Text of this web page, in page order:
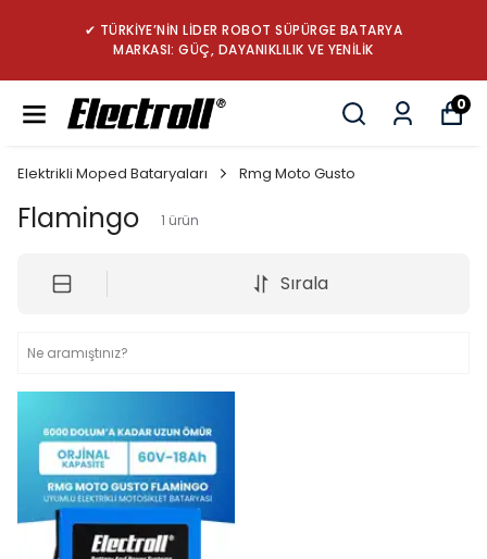
✔ TÜRKİYE’NİN LİDER ROBOT SÜPÜRGE BATARYA
MARKASI: GÜÇ, DAYANIKLILIK VE YENİLİK
0
Elektrikli Moped Bataryaları Rmg Moto Gusto
Flamingo 1 ürün
Sırala